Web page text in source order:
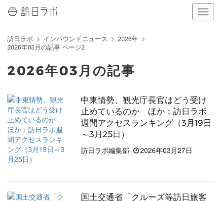
ナ
ビ
示
を
切
訪日ラボ インバウンドニュース
2026年
2026年03月の記事 ページ2
2026年03月の記事
中東情勢、観光庁長官はどう受け
止めているのか ほか：訪日ラボ
週間アクセスランキング（3月19日
～3月25日）
訪日ラボ編集部
2026年03月27日
国土交通省「クルーズ等訪日旅客